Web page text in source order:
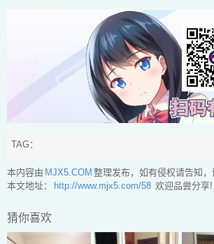
TAG：
本内容由 MJX5.COM 整理发布，如有侵权请告知，
本文地址：
http://www.mjx5.com/58 欢迎品尝分享!
猜你喜欢